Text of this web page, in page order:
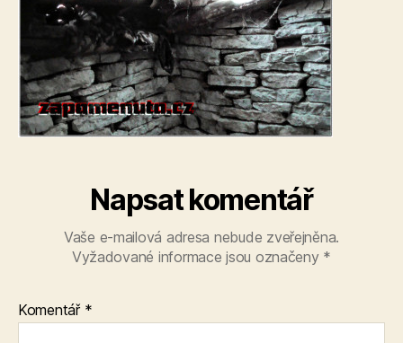
Napsat komentář
Vaše e-mailová adresa nebude zveřejněna.
Vyžadované informace jsou označeny *
Komentář *